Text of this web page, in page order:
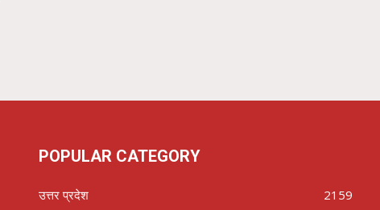
POPULAR CATEGORY
उत्तर प्रदेश
2159